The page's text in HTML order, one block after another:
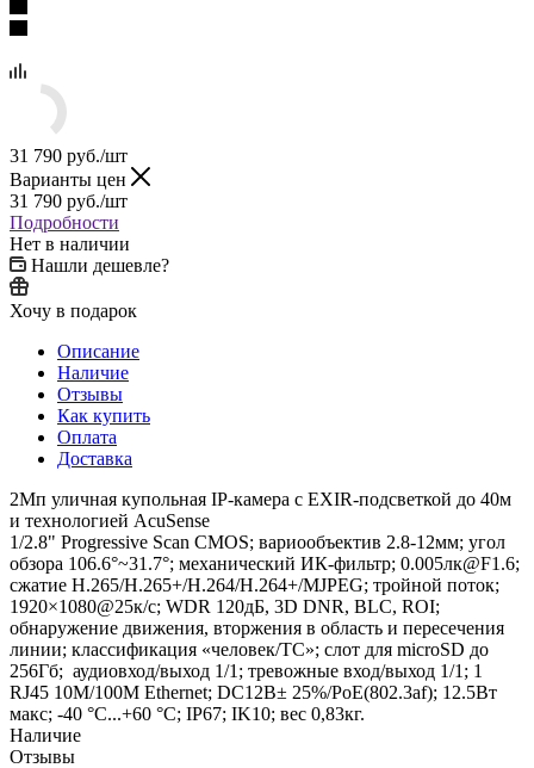
31 790 руб./шт
Варианты цен
31 790 руб./шт
Подробности
Нет в наличии
Нашли дешевле?
Хочу в подарок
Описание
Наличие
Отзывы
Как купить
Оплата
Доставка
2Мп уличная купольная IP-камера с EXIR-подсветкой до 40м
и технологией AcuSense
1/2.8" Progressive Scan CMOS; вариообъектив 2.8-12мм; угол
обзора 106.6°~31.7°; механический ИК-фильтр; 0.005лк@F1.6;
сжатие H.265/H.265+/H.264/H.264+/MJPEG; тройной поток;
1920×1080@25к/с; WDR 120дБ, 3D DNR, BLC, ROI;
обнаружение движения, вторжения в область и пересечения
линии; классификация «человек/ТС»; слот для microSD до
256Гб; аудиовход/выход 1/1; тревожные вход/выход 1/1; 1
RJ45 10M/100M Ethernet; DC12В± 25%/PoE(802.3af); 12.5Вт
макс; -40 °C...+60 °C; IP67; IK10; вес 0,83кг.
Наличие
Отзывы